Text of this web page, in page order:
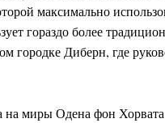
максимально
гораздо более
городке Диберн, где
на миры Одена фон